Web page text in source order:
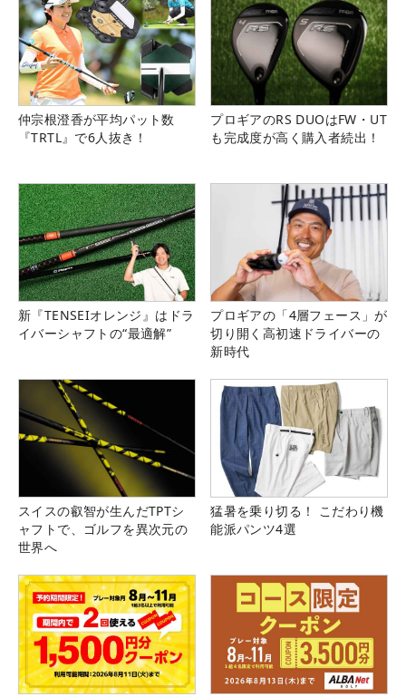
仲宗根澄香が平均パット数
『TRTL』で6人抜き！
プロギアのRS DUOはFW・UT
も完成度が高く購入者続出！
新『TENSEIオレンジ』はドラ
イバーシャフトの“最適解”
プロギアの「4層フェース」が
切り開く高初速ドライバーの
新時代
スイスの叡智が生んだTPTシ
ャフトで、ゴルフを異次元の
世界へ
猛暑を乗り切る！ こだわり機
能派パンツ4選